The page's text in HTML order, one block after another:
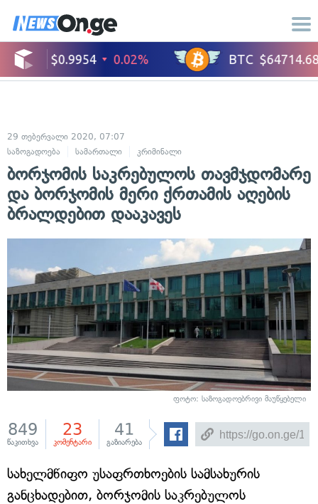
29 თებერვალი 2020, 07:07
საზოგადოება
სამართალი კრიმინალი
ბორჯომის საკრებულოს თავმჯდომარე
და ბორჯომის მერი ქრთამის აღების
ბრალდებით დააკავეს
ფოტო: საზოგადოებრივი მაუწყებელი
849
წაკითხვა
23
კომენტარი
41
გაზიარება
სახელმწიფო უსაფრთხოების სამსახურის
განცხადებით, ბორჯომის საკრებულოს